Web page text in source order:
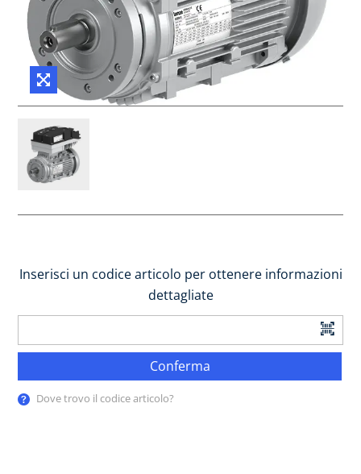
Inserisci un codice articolo per ottenere informazioni
dettagliate
Conferma
Dove trovo il codice articolo?